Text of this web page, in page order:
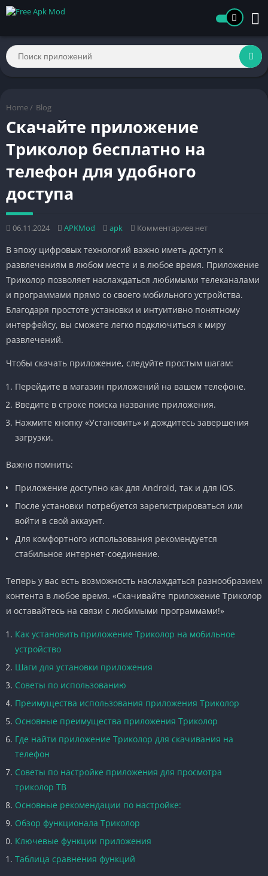
Home / Blog
Скачайте приложение
Триколор бесплатно на
телефон для удобного
доступа
06.11.2024 APKMod apk Комментариев нет
В эпоху цифровых технологий важно иметь доступ к
развлечениям в любом месте и в любое время. Приложение
Триколор позволяет наслаждаться любимыми телеканалами
и программами прямо со своего мобильного устройства.
Благодаря простоте установки и интуитивно понятному
интерфейсу, вы сможете легко подключиться к миру
развлечений.
Чтобы скачать приложение, следуйте простым шагам:
Перейдите в магазин приложений на вашем телефоне.
Введите в строке поиска название приложения.
Нажмите кнопку «Установить» и дождитесь завершения
загрузки.
Важно помнить:
Приложение доступно как для Android, так и для iOS.
После установки потребуется зарегистрироваться или
войти в свой аккаунт.
Для комфортного использования рекомендуется
стабильное интернет-соединение.
Теперь у вас есть возможность наслаждаться разнообразием
контента в любое время. «Скачивайте приложение Триколор
и оставайтесь на связи с любимыми программами!»
Как установить приложение Триколор на мобильное
устройство
Шаги для установки приложения
Советы по использованию
Преимущества использования приложения Триколор
Основные преимущества приложения Триколор
Где найти приложение Триколор для скачивания на
телефон
Советы по настройке приложения для просмотра
триколор ТВ
Основные рекомендации по настройке:
Обзор функционала Триколор
Ключевые функции приложения
Таблица сравнения функций